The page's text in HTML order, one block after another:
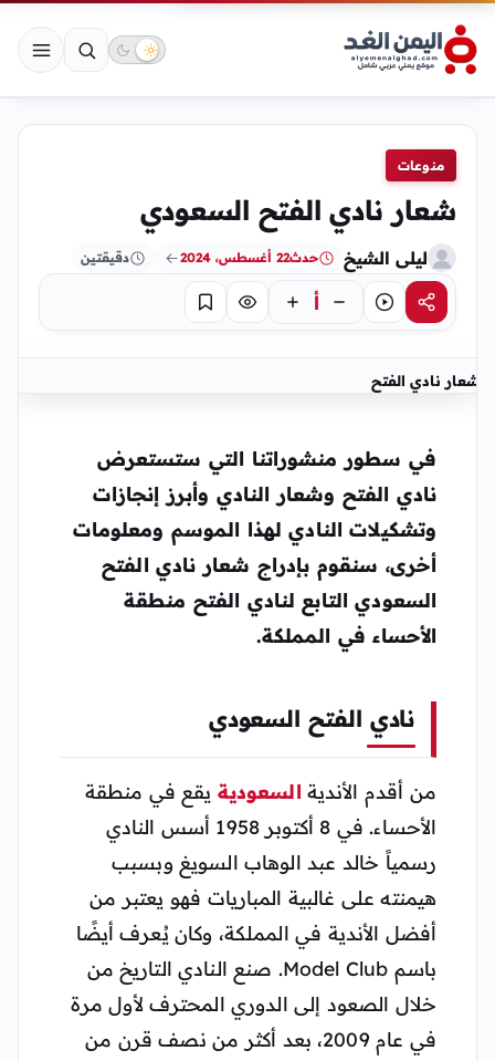
منوعات
شعار نادي الفتح السعودي
ليلى الشيخ حدث22 أغسطس، 2024 دقيقتين
مشاركةاستماع أ تركيز حفظ
شعار نادي الفتح
في سطور منشوراتنا التي ستستعرض
نادي الفتح وشعار النادي وأبرز إنجازات
وتشكيلات النادي لهذا الموسم ومعلومات
أخرى، سنقوم بإدراج شعار نادي الفتح
السعودي التابع لنادي الفتح منطقة
الأحساء في المملكة.
نادي الفتح السعودي
من أقدم الأندية السعودية يقع في منطقة
الأحساء. في 8 أكتوبر 1958 أسس النادي
رسمياً خالد عبد الوهاب السويغ وبسبب
هيمنته على غالبية المباريات فهو يعتبر من
أفضل الأندية في المملكة، وكان يُعرف أيضًا
باسم Model Club. صنع النادي التاريخ من
خلال الصعود إلى الدوري المحترف لأول مرة
في عام 2009، بعد أكثر من نصف قرن من